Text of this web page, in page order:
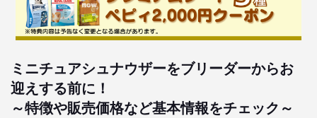
ミニチュアシュナウザーをブリーダーからお
迎えする前に！
～特徴や販売価格など基本情報をチェック～